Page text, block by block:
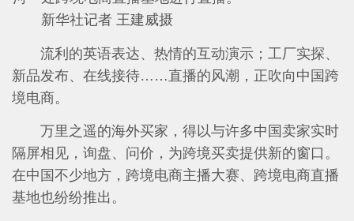
新华社记者 王建威摄
流利的英语表达、热情的互动演示；工厂实探、
新品发布、在线接待……直播的风潮，正吹向中国跨
境电商。
万里之遥的海外买家，得以与许多中国卖家实时
隔屏相见，询盘、问价，为跨境买卖提供新的窗口。
在中国不少地方，跨境电商主播大赛、跨境电商直播
基地也纷纷推出。